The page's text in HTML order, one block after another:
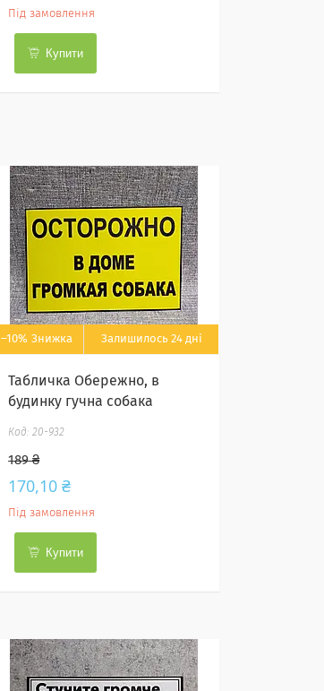
Під замовлення
Купити
–10% Залишилось 24 дні
Табличка Обережно, в
будинку гучна собака
20-932
189 ₴
170,10 ₴
Під замовлення
Купити